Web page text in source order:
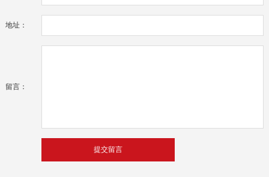
地址：
留言：